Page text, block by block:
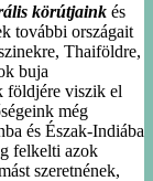
körútjaink és
további országait
Thaiföldre,
buja
földjére viszik el
még
és Észak-Indiába
felkelti azok
szeretnének,